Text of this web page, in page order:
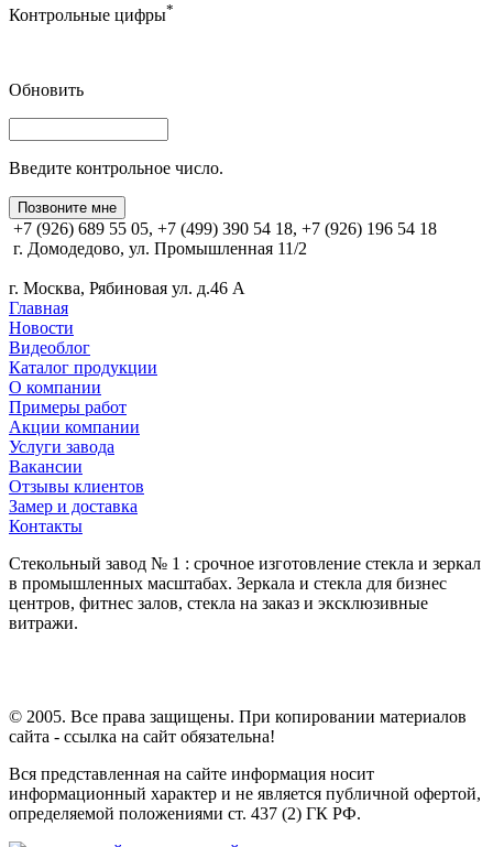
Контрольные цифры*
Обновить
Введите контрольное число.
Позвоните мне
+7 (926) 689 55 05, +7 (499) 390 54 18, +7 (926) 196 54 18
г. Домодедово, ул. Промышленная 11/2
г. Москва, Рябиновая ул. д.46 А
Главная
Новости
Видеоблог
Каталог продукции
О компании
Примеры работ
Акции компании
Услуги завода
Вакансии
Отзывы клиентов
Замер и доставка
Контакты
Стекольный завод № 1 : срочное изготовление стекла и зеркал
в промышленных масштабах. Зеркала и стекла для бизнес
центров, фитнес залов, стекла на заказ и эксклюзивные
витражи.
© 2005. Все права защищены. При копировании материалов
сайта - ссылка на сайт обязательна!
Вся представленная на сайте информация носит
информационный характер и не является публичной офертой,
определяемой положениями ст. 437 (2) ГК РФ.